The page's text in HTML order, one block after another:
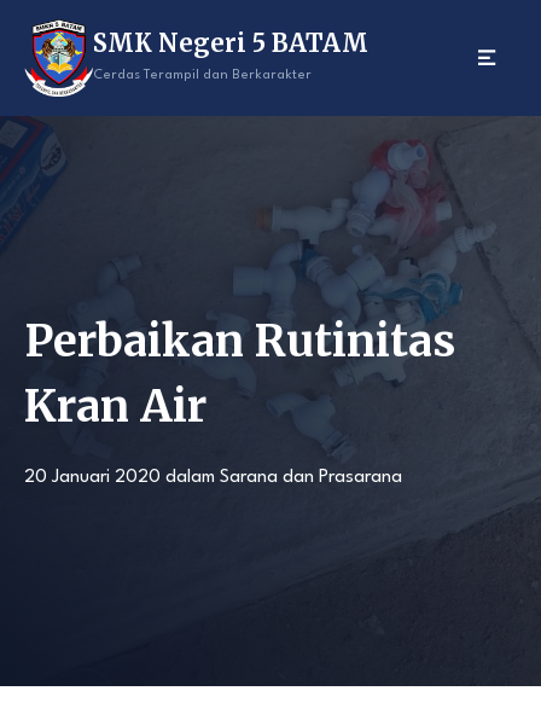
content
SMK Negeri 5 BATAM
Cerdas Terampil dan Berkarakter
Perbaikan Rutinitas
Kran Air
20 Januari 2020 dalam Sarana dan Prasarana